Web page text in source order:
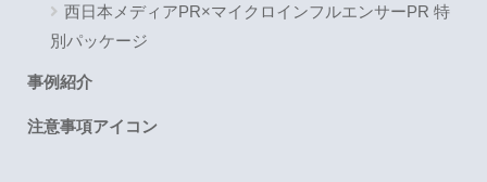
西日本メディアPR×マイクロインフルエンサーPR 特
別パッケージ
事例紹介
注意事項アイコン